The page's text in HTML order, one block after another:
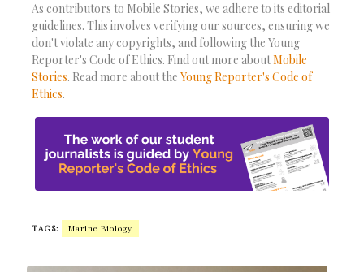
As contributors to Mobile Stories, we adhere to its editorial
guidelines. This involves verifying our sources, ensuring we
don't violate any copyrights, and following the Young
Reporter's Code of Ethics. Find out more aboutMobile
Stories. Read more about the Young Reporter's Code of
Ethics.
TAGS: Marine Biology